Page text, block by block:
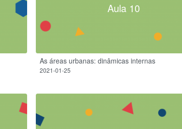
Aula 10
As áreas urbanas: dinâmicas internas
2021-01-25